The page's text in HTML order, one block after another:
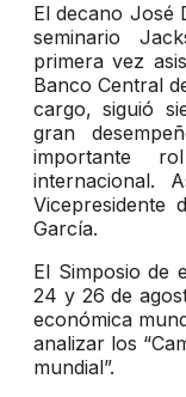
El decano José
seminario
primera vez
Banco Central
cargo, siguió
gran
importante
internacional.
Vicepresidente
García.
El Simposio de
24 y 26 de
económica
analizar los
mundial”.